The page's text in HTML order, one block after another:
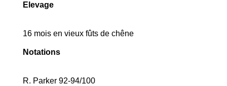
Elevage
16 mois en vieux fûts de chêne
Notations
R. Parker 92-94/100